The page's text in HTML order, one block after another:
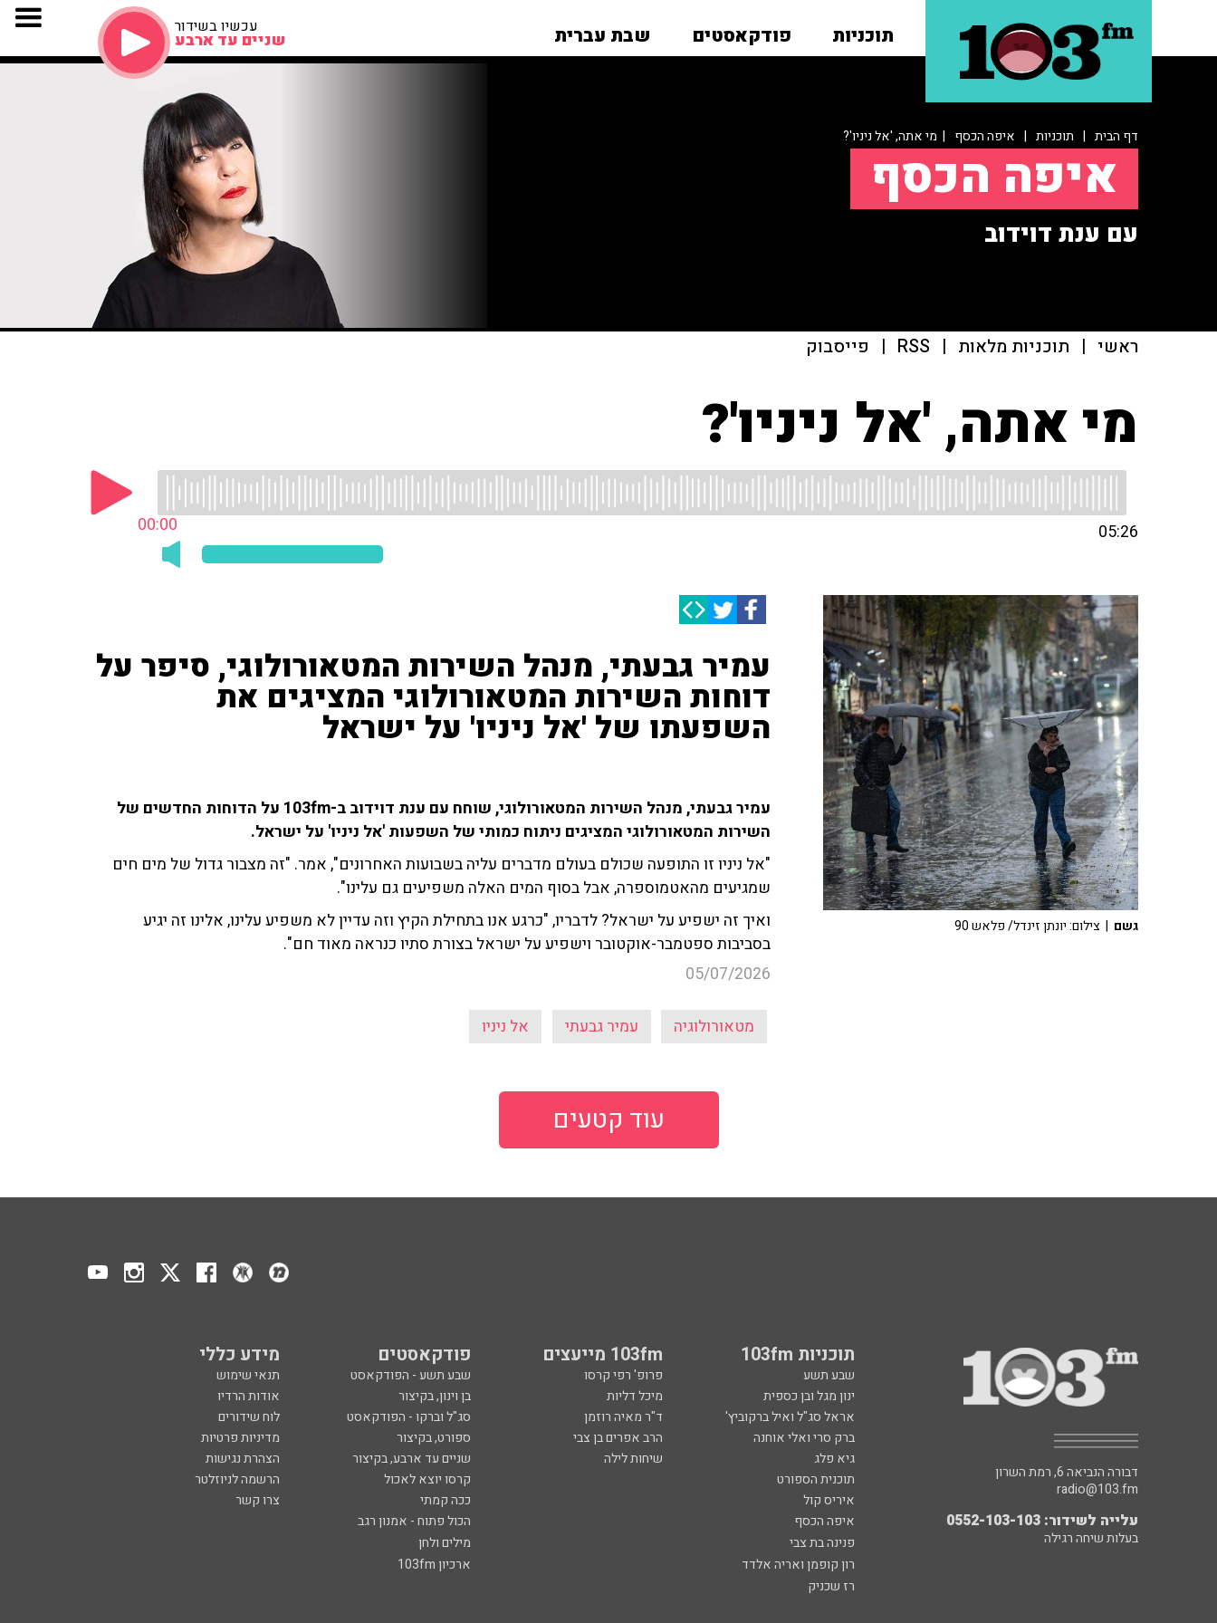
תוכניות פודקאסטים שבת עברית עכשיו בשידור
שניים עד ארבע
דף הבית | תוכניות | איפה הכסף | מי אתה, 'אל ניניו'?
איפה הכסף
עם ענת דוידוב
ראשי | תוכניות מלאות |
RSS
| פייסבוק
מי אתה, 'אל ניניו'?
00:00 05:26
עמיר גבעתי, מנהל השירות המטאורולוגי, סיפר על
דוחות השירות המטאורולוגי המציגים את
השפעתו של 'אל ניניו' על ישראל
עמיר גבעתי, מנהל השירות המטאורולוגי, שוחח עם ענת דוידוב ב-103fm על הדוחות החדשים של
השירות המטאורולוגי המציגים ניתוח כמותי של השפעות 'אל ניניו' על ישראל.
"אל ניניו זו התופעה שכולם בעולם מדברים עליה בשבועות האחרונים", אמר. "זה מצבור גדול של מים חים
שמגיעים מהאטמוספרה, אבל בסוף המים האלה משפיעים גם עלינו".
ואיך זה ישפיע על ישראל? לדבריו, "כרגע אנו בתחילת הקיץ וזה עדיין לא משפיע עלינו, אלינו זה יגיע
בסביבות ספטמבר-אוקטובר וישפיע על ישראל בצורת סתיו כנראה מאוד חם".
05/07/2026
מטאורולוגיה עמיר גבעתי אל ניניו
גשם | צילום: יונתן זינדל/ פלאש 90
עוד קטעים
תוכניות 103fm 103fm מייעצים פודקאסטים מידע כללי
שבע תשע פרופ' רפי קרסו שבע תשע - הפודקאסט
תנאי שימוש
ינון מגל ובן כספית
מיכל דליות בן וינון, בקיצור
אודות הרדיו
אראל סג"ל ואיל ברקוביץ'
ד"ר מאיה רוזמן סג"ל וברקו - הפודקאסט
לוח שידורים
ברק סרי ואלי אוחנה
הרב אפרים בן צבי ספורט, בקיצור
מדיניות פרטיות
גיא פלג
שיחות לילה שניים עד ארבע, בקיצור
הצהרת נגישות
תוכנית הספורט
קרסו יוצא לאכול
הרשמה לניוזלטר
איריס קול
ככה קמתי
צרו קשר
איפה הכסף
הכול פתוח - אמנון רגב
פנינה בת צבי
מילים ולחן
רון קופמן ואריה אלדד
ארכיון 103fm
רז שכניק
דבורה הנביאה 6, רמת השרון
radio@103.fm
עלייה לשידור: 0552-103-103
בעלות שיחה רגילה